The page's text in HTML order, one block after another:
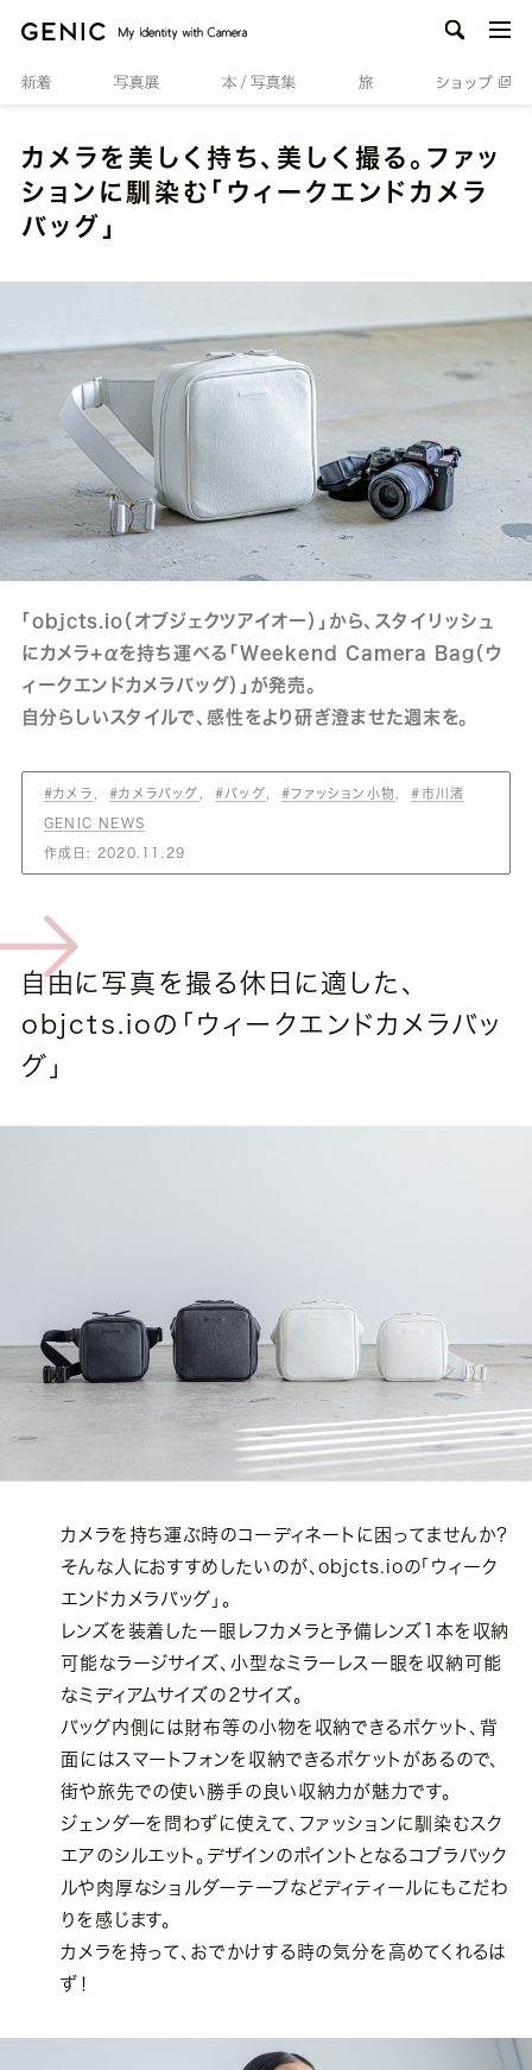
カメラを美しく持ち、美しく撮る。ファッ
ションに馴染む「ウィークエンドカメラ
バッグ」
「objcts.io（オブジェクツアイオー）」から、スタイリッシュ
にカメラ+αを持ち運べる「Weekend Camera Bag（ウ
ィークエンドカメラバッグ）」が発売。
自分らしいスタイルで、感性をより研ぎ澄ませた週末を。
#カメラ #カメラバッグ #バッグ #ファッション小物 #市川渚
GENIC NEWS
作成日: 2020.11.29
自由に写真を撮る休日に適した、
objcts.ioの「ウィークエンドカメラバッ
グ」
カメラを持ち運ぶ時のコーディネートに困ってませんか？
そんな人におすすめしたいのが、objcts.ioの「ウィーク
エンドカメラバッグ」。
レンズを装着した一眼レフカメラと予備レンズ1本を収納
可能なラージサイズ、小型なミラーレス一眼を収納可能
なミディアムサイズの２サイズ。
バッグ内側には財布等の小物を収納できるポケット、背
面にはスマートフォンを収納できるポケットがあるので、
街や旅先での使い勝手の良い収納力が魅力です。
ジェンダーを問わずに使えて、ファッションに馴染むスク
エアのシルエット。デザインのポイントとなるコブラバック
ルや肉厚なショルダーテープなどディティールにもこだわ
りを感じます。
カメラを持って、おでかけする時の気分を高めてくれるは
ず！